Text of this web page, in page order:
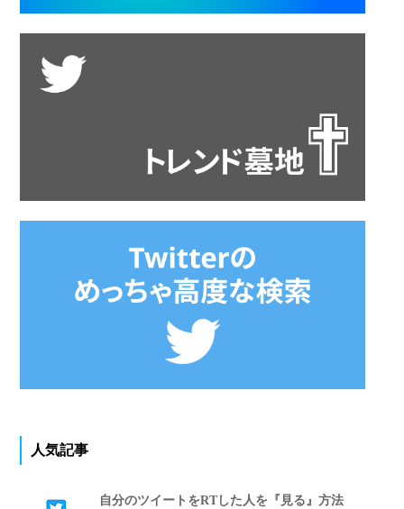
人気記事
自分のツイートをRTした人を『見る』方法